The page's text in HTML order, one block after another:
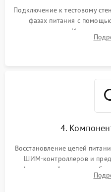
Подключение к тестовому
фазах питания с
инициализации.
4.
Восстановление цепей
ШИМ-контроллеров и
инфракрасной станции
чипа и дефектной